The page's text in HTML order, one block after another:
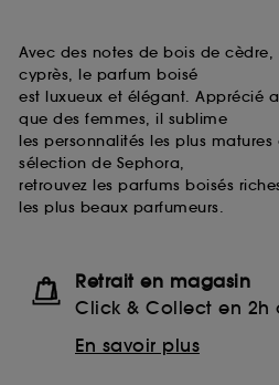
Avec des notes de bois de
cyprès, le parfum boisé
est luxueux et élégant. Apprécié
que des femmes, il sublime
les personnalités les plus
sélection de Sephora,
retrouvez les parfums boisés
les plus beaux parfumeurs.
Retrait en magasin
Click & Collect en 2h
En savoir plus
Sephora pourra associer les
navigation collectées par ces
finalités acceptées, avec les
collectées ou générées lors de
ou en magasin. Pour refuser
sur "continuer sans accepter".
moment choisir de retirer votrte
souhaitez obtenir plus